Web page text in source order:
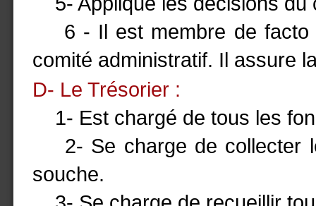
6 - Il est membre de facto
comité administratif. Il assure
D- Le Trésorier :
1- Est chargé de tous les
2- Se charge de collecter
souche.